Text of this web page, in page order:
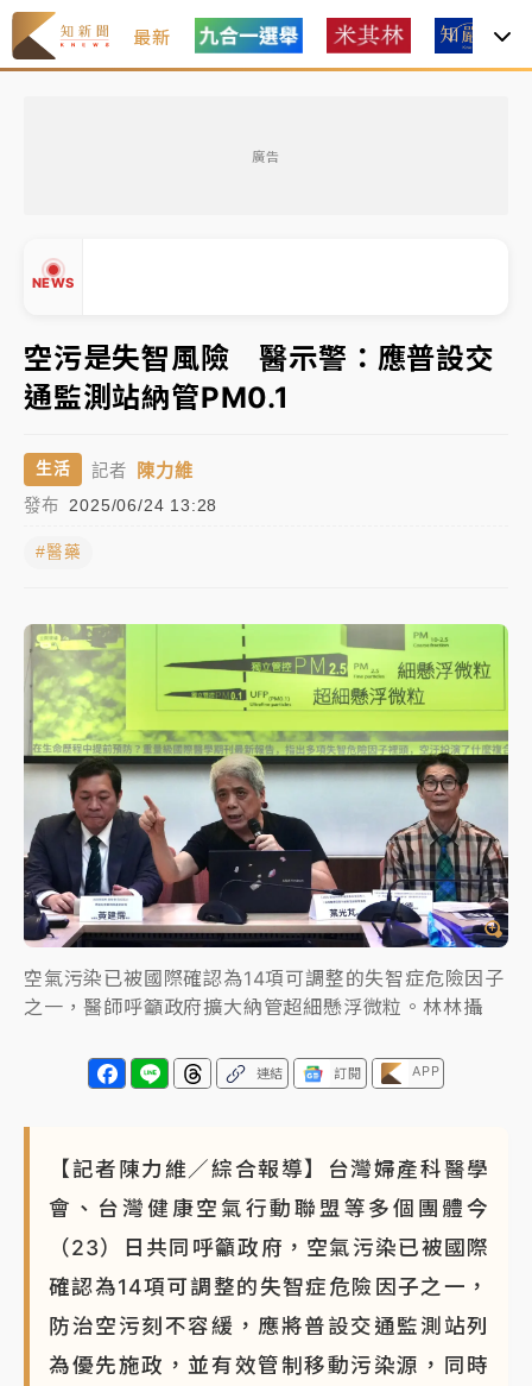
最新
廣告
NEWS
中信慈善基金會想增加董事人數！辜仲諒向法院聲請遭
駁 理由曝光
故宮《龍藏經》特展第2檔！今線上預約開賣一度塞車
周六起展出延長至晚上7時
台東農業處長涉圖利渡假村！東檢抗告成功 今重開羈
父親節泡湯了！中颱白海豚雨彈轟3天 「紅到發紫」降
雨熱區曝
暑假過三周才推「E宿新北打卡趣」！抽獎程序複雜 觀
旅局回應了
中信慈善基金會想增加董事人數！辜仲諒向法院聲請遭
駁 理由曝光
故宮《龍藏經》特展第2檔！今線上預約開賣一度塞車
周六起展出延長至晚上7時
台東農業處長涉圖利渡假村！東檢抗告成功 今重開羈
押庭
父親節泡湯了！中颱白海豚雨彈轟3天 「紅到發紫」降
雨熱區曝
空污是失智風險 醫示警：應普設交
通監測站納管PM0.1
生活 記者 陳力維
發布 2025/06/24 13:28
#醫藥
空氣污染已被國際確認為14項可調整的失智症危險因子
之一，醫師呼籲政府擴大納管超細懸浮微粒。林林攝
連結 訂閱 APP
【記者陳力維／綜合報導】台灣婦產科醫學
會、台灣健康空氣行動聯盟等多個團體今
（23）日共同呼籲政府，空氣污染已被國際
確認為14項可調整的失智症危險因子之一，
防治空污刻不容緩，應將普設交通監測站列
為優先施政，並有效管制移動污染源，同時